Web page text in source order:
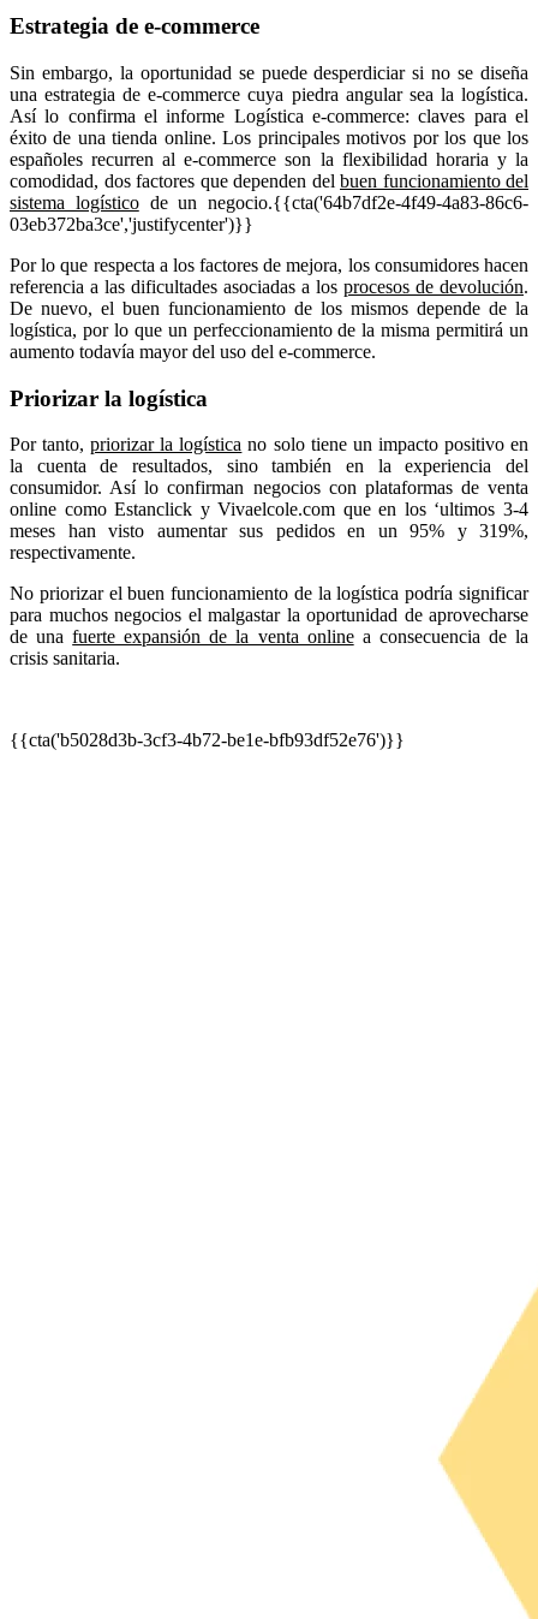
Estrategia de e-commerce
Sin embargo, la oportunidad se puede desperdiciar si no se diseña
una estrategia de e-commerce cuya piedra angular sea la logística.
Así lo confirma el informe Logística e-commerce: claves para el
éxito de una tienda online. Los principales motivos por los que los
españoles recurren al e-commerce son la flexibilidad horaria y la
comodidad, dos factores que dependen del buen funcionamiento del
sistema logísticode un negocio.{{cta('64b7df2e-4f49-4a83-86c6-
03eb372ba3ce','justifycenter')}}
Por lo que respecta a los factores de mejora, los consumidores hacen
referencia a las dificultades asociadas a los procesos de devolución.
De nuevo, el buen funcionamiento de los mismos depende de la
logística, por lo que un perfeccionamiento de la misma permitirá un
aumento todavía mayor del uso del e-commerce.
Priorizar la logística
Por tanto,priorizar la logística no solo tiene un impacto positivo en
la cuenta de resultados, sino también en la experiencia del
consumidor. Así lo confirman negocios con plataformas de venta
online como Estanclick y Vivaelcole.com que en los ‘ultimos 3-4
meses han visto aumentar sus pedidos en un 95% y 319%,
respectivamente.
No priorizar el buen funcionamiento de la logística podría significar
para muchos negocios el malgastar la oportunidad de aprovecharse
de unafuerte expansión de la venta onlinea consecuencia de la
crisis sanitaria.
{{cta('b5028d3b-3cf3-4b72-be1e-bfb93df52e76')}}